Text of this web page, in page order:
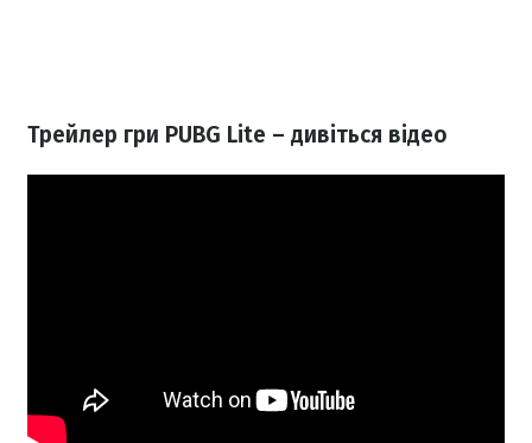
Трейлер гри PUBG Lite – дивіться відео